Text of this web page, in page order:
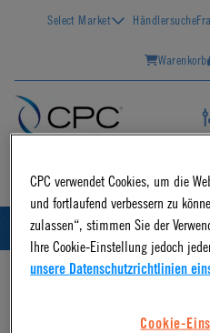
Select Market Händlersuche
Warenkorb
DEUTSCH ID
CPC verwendet Cookies, um die
und fortlaufend verbessern zu
zulassen“, stimmen Sie der
Ihre Cookie-Einstellung jedoch
unsere Datenschutzrichtlinien
Cookie-